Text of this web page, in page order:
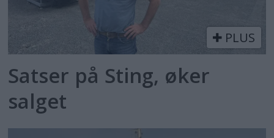
PLUS
Satser på Sting, øker
salget